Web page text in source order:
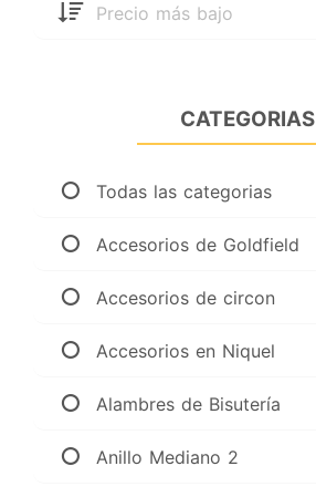
Precio más bajo
CATEGORIAS
Todas las categorias
Accesorios de Goldfield
Accesorios de circon
Accesorios en Niquel
Alambres de Bisutería
Anillo Mediano 2